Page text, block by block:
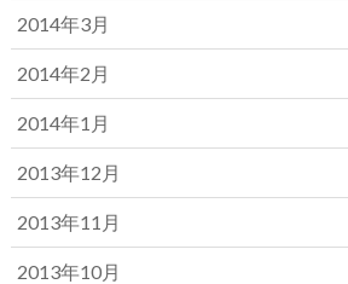
2014年3月
2014年2月
2014年1月
2013年12月
2013年11月
2013年10月